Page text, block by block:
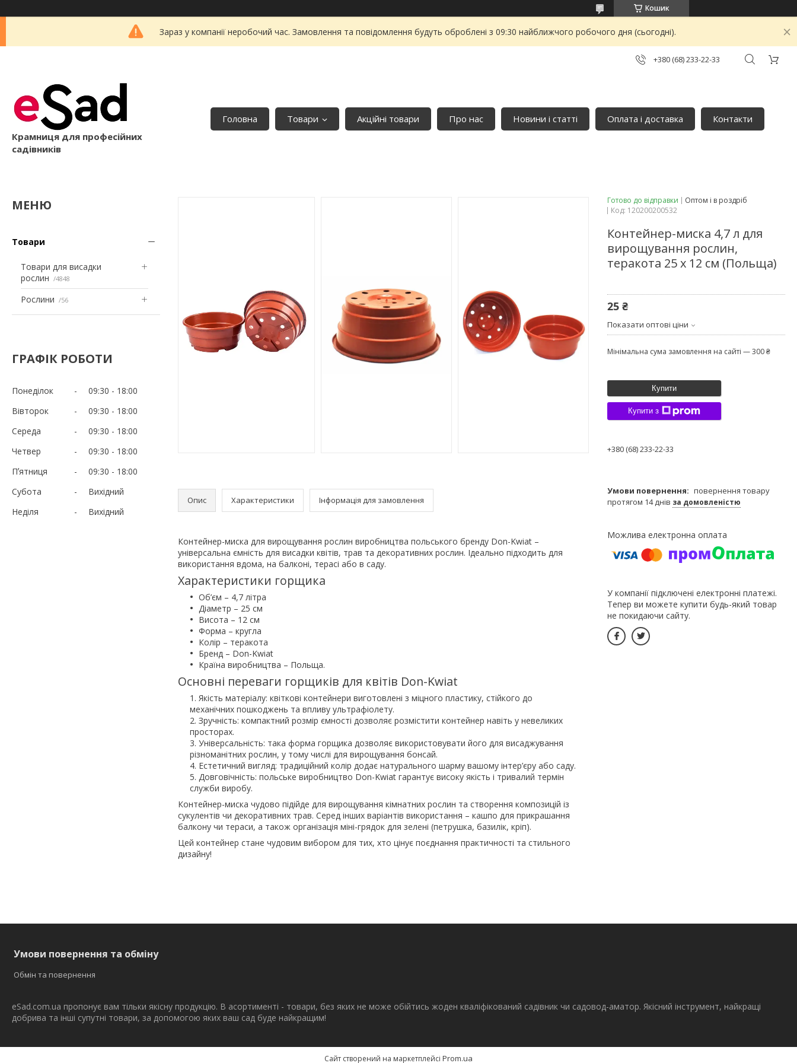
Кошик
Зараз у компанії неробочий час. Замовлення та повідомлення будуть оброблені з 09:30 найближчого робочого дня (сьогодні).
+380 (68) 233-22-33
Крамниця для професійних
садівників
Головна Товари Акційні товари Про нас Новини і статті Оплата і доставка Контакти
Товари
Товари для висадки
рослин
4848
Рослини 56
ГРАФІК РОБОТИ
Понеділок 09:30
18:00
Вівторок
09:30
18:00
Середа
09:30
18:00
Четвер
09:30
18:00
Пʼятниця
09:30
18:00
Субота
Вихідний
Неділя
Вихідний
Опис Характеристики Інформація для замовлення
Контейнер-миска для вирощування рослин виробництва польського бренду Don-Kwiat –
універсальна ємність для висадки квітів, трав та декоративних рослин. Ідеально підходить для
використання вдома, на балконі, терасі або в саду.
Характеристики горщика
Об’єм – 4,7 літра
Діаметр – 25 см
Висота – 12 см
Форма – кругла
Колір – теракота
Бренд – Don-Kwiat
Країна виробництва – Польща.
Основні переваги горщиків для квітів Don-Kwiat
Якість матеріалу: квіткові контейнери виготовлені з міцного пластику, стійкого до
механічних пошкоджень та впливу ультрафіолету.
Зручність: компактний розмір ємності дозволяє розмістити контейнер навіть у невеликих
просторах.
Універсальність: така форма горщика дозволяє використовувати його для висаджування
різноманітних рослин, у тому числі для вирощування бонсай.
Естетичний вигляд: традиційний колір додає натурального шарму вашому інтер’єру або саду.
Довговічність: польське виробництво Don-Kwiat гарантує високу якість і тривалий термін
служби виробу.
Контейнер-миска чудово підійде для вирощування кімнатних рослин та створення композицій із
сукулентів чи декоративних трав. Серед інших варіантів використання – кашпо для прикрашання
балкону чи тераси, а також організація міні-грядок для зелені (петрушка, базилік, кріп).
Цей контейнер стане чудовим вибором для тих, хто цінує поєднання практичності та стильного
дизайну!
Готово до відправки
Оптом і в роздріб
Код: 120200200532
Контейнер-миска 4,7 л для
вирощування рослин,
теракота 25 x 12 см (Польща)
25 ₴
Показати оптові ціни
Мінімальна сума замовлення на сайті — 300 ₴
Купити
Купити з
+380 (68) 233-22-33
повернення товару
протягом 14 днів за домовленістю
У компанії підключені електронні платежі.
Тепер ви можете купити будь-який товар
не покидаючи сайту.
Умови повернення та обміну
Обмін та повернення
eSad.com.ua пропонує вам тільки якісну продукцію. В асортименті - товари, без яких не може обійтись жоден кваліфікований садівник чи садовод-аматор. Якісний інструмент, найкращі
добрива та інші супутні товари, за допомогою яких ваш сад буде найкращим!
Сайт створений на маркетплейсі Prom.ua